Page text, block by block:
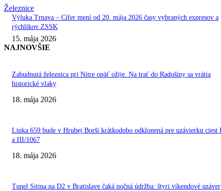
Železnice
Výluka Trnava – Cífer mení od 20. mája 2026 časy vybraných expresov a
rýchlikov ZSSK
15. mája 2026
NAJNOVŠIE
Zabudnutá železnica pri Nitre opäť ožije. Na trať do Radošiny sa vrátia
historické vlaky
18. mája 2026
Linka 659 bude v Hrubej Borši krátkodobo odklonená pre uzávierku ciest
a III/1067
18. mája 2026
Tunel Sitina na D2 v Bratislave čaká nočná údržba: štyri víkendové